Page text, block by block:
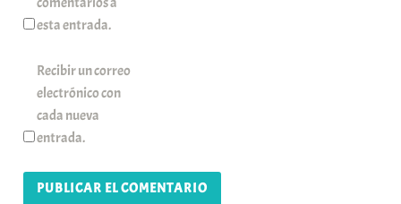
esta entrada.
Recibir un correo
electrónico con
cada nueva
entrada.